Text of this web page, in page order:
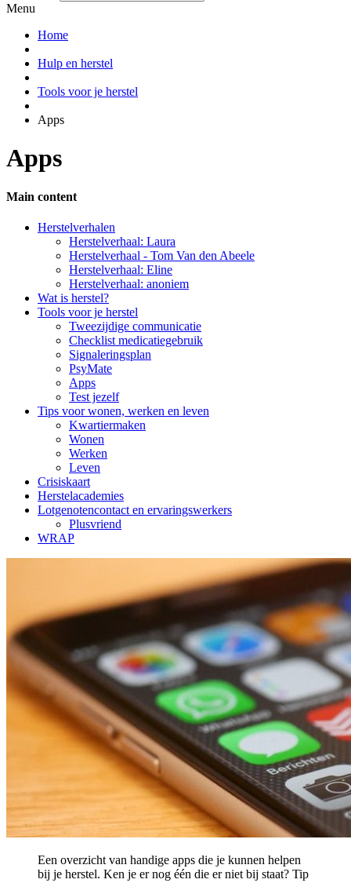
Menu
Home
Hulp en herstel
Tools voor je herstel
Apps
Apps
Main content
Side
Navigation
Herstelverhalen
Herstelverhaal: Laura
Herstelverhaal - Tom Van den Abeele
Herstelverhaal: Eline
Herstelverhaal: anoniem
Wat is herstel?
Tools voor je herstel
Tweezijdige communicatie
Checklist medicatiegebruik
Signaleringsplan
PsyMate
Apps
Test jezelf
Tips voor wonen, werken en leven
Kwartiermaken
Wonen
Werken
Leven
Crisiskaart
Herstelacademies
Lotgenotencontact en ervaringswerkers
Plusvriend
WRAP
Een overzicht van handige apps die je kunnen helpen
bij je herstel. Ken je er nog één die er niet bij staat? Tip